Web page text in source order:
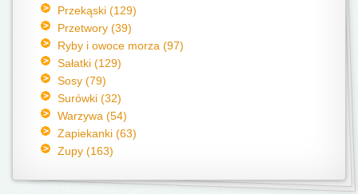
Przekąski (129)
Przetwory (39)
Ryby i owoce morza (97)
Sałatki (129)
Sosy (79)
Surówki (32)
Warzywa (54)
Zapiekanki (63)
Zupy (163)